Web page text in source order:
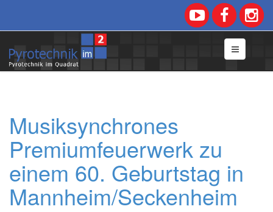
Musiksynchrones
Premiumfeuerwerk zu
einem 60. Geburtstag in
Mannheim/Seckenheim